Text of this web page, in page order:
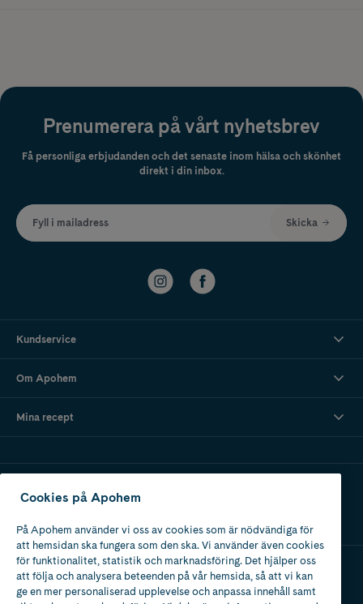
Prenumerera på vårt nyhetsbrev
Få personliga erbjudanden och det senaste inom hälsa och skönhet
direkt i din inbox.
Fyll i mailadress Skicka
Kundservice
Om Apohem
Mina recept
Apotek med tillstånd
av Läkemedelsverket
Cookies på Apohem
På Apohem använder vi oss av cookies som är nödvändiga för
att hemsidan ska fungera som den ska. Vi använder även cookies
för funktionalitet, statistik och marknadsföring. Det hjälper oss
att följa och analysera beteenden på vår hemsida, så att vi kan
ge en mer personaliserad upplevelse och anpassa innehåll samt